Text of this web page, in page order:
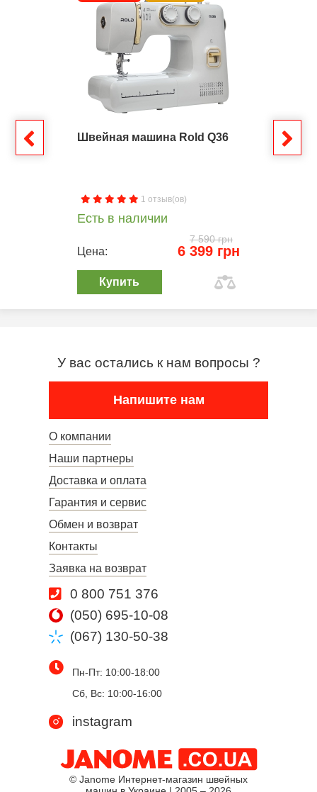
Швейная машина Rold Q36
1 отзыв(ов)
Есть в наличии
7 590 грн
Цена: 6 399 грн
Купить
У вас остались к нам вопросы ?
Напишите нам
О компании
Наши партнеры
Доставка и оплата
Гарантия и сервис
Обмен и возврат
Контакты
Заявка на возврат
0 800 751 376
(050) 695-10-08
(067) 130-50-38
Пн-Пт: 10:00-18:00
Сб, Вс: 10:00-16:00
instagram
© Janome Интернет-магазин швейных